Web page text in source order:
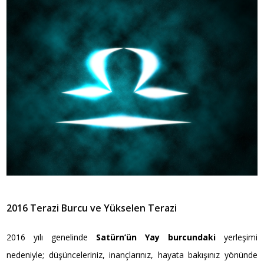
2016 Terazi Burcu ve Yükselen Terazi
2016 yılı genelinde Satürn’ün Yay burcundakiyerleşimi
nedeniyle; düşünceleriniz, inançlarınız, hayata bakışınız yönünde